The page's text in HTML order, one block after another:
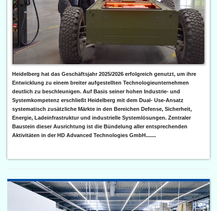
Heidelberg hat das Geschäftsjahr 2025/2026 erfolgreich genutzt, um ihre
Entwicklung zu einem breiter aufgestellten Technologieunternehmen
deutlich zu beschleunigen. Auf Basis seiner hohen Industrie- und
Systemkompetenz erschließt Heidelberg mit dem Dual- Use-Ansatz
systematisch zusätzliche Märkte in den Bereichen Defense, Sicherheit,
Energie, Ladeinfrastruktur und industrielle Systemlösungen. Zentraler
Baustein dieser Ausrichtung ist die Bündelung aller entsprechenden
Aktivitäten in der HD Advanced Technologies GmbH.......